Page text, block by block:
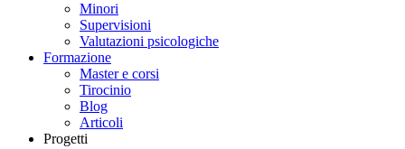
Minori
Supervisioni
Valutazioni psicologiche
Formazione
Master e corsi
Tirocinio
Blog
Articoli
Progetti